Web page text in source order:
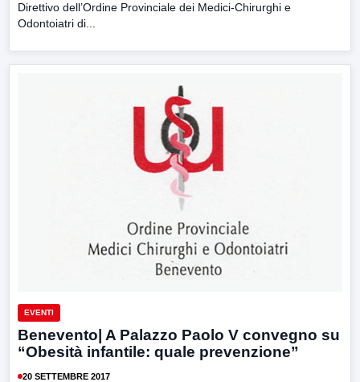
Direttivo dell’Ordine Provinciale dei Medici-Chirurghi e
Odontoiatri di...
EVENTI
Benevento| A Palazzo Paolo V convegno su
“Obesità infantile: quale prevenzione”
20 SETTEMBRE 2017